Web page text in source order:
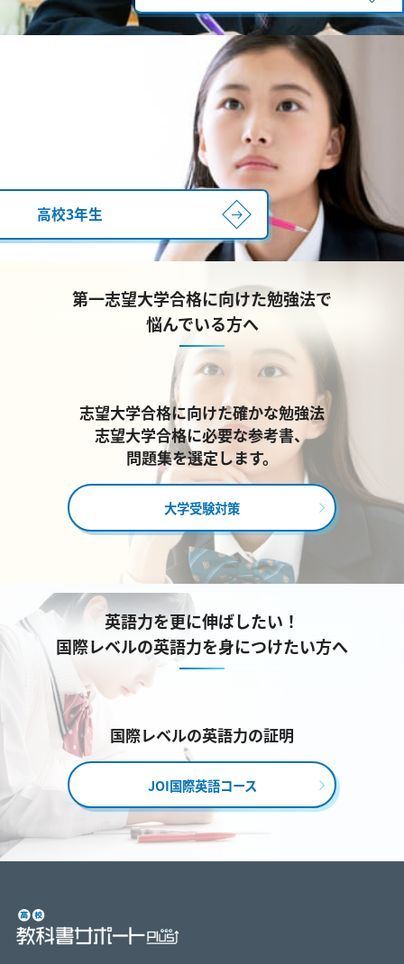
高校3年生
第一志望大学合格に向けた勉強法で
悩んでいる方へ
志望大学合格に向けた確かな勉強法
志望大学合格に必要な参考書、
問題集を選定します。
大学受験対策
英語力を更に伸ばしたい！
国際レベルの英語力を身につけたい方へ
国際レベルの英語力の証明
JOI国際英語コース